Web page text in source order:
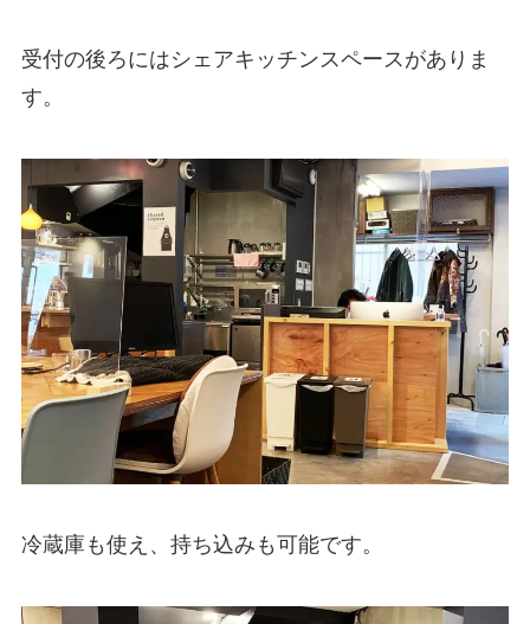
受付の後ろにはシェアキッチンスペースがありま
す。
冷蔵庫も使え、持ち込みも可能です。